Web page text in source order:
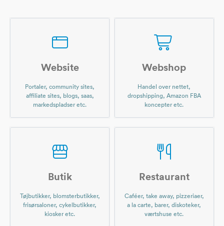
Website
Portaler, community sites,
affiliate sites, blogs, saas,
markedspladser etc.
Webshop
Handel over nettet,
dropshipping, Amazon FBA
koncepter etc.
Butik
Tøjbutikker, blomsterbutikker,
frisørsaloner, cykelbutikker,
kiosker etc.
Restaurant
Caféer, take away, pizzeriaer,
a la carte, barer, diskoteker,
værtshuse etc.